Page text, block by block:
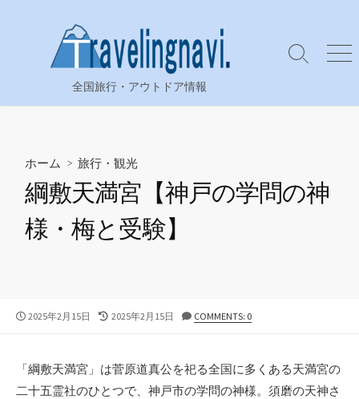
へ
全国旅行・アウトドア情報
検
り
メ
ー
ホーム > 旅行・観光
綱敷天満宮【神戸の学問の神
様・梅と受験】
公
2025年2月15日
最
新
日
2025年2月15日 COMMENTS: 0
「綱敷天満宮」は菅原道真公を祀る全国に多くある天満宮の
二十五霊社のひとつで、神戸市の学問の神様。須磨の天神さ